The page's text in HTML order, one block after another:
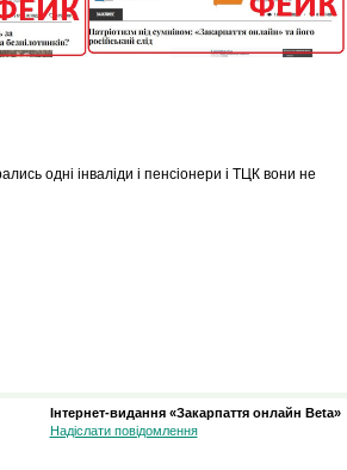
одні інваліди і пенсіонери і ТЦК вони не
Інтернет-видання «Закарпаття онлайн Beta»
Надіслати повідомлення